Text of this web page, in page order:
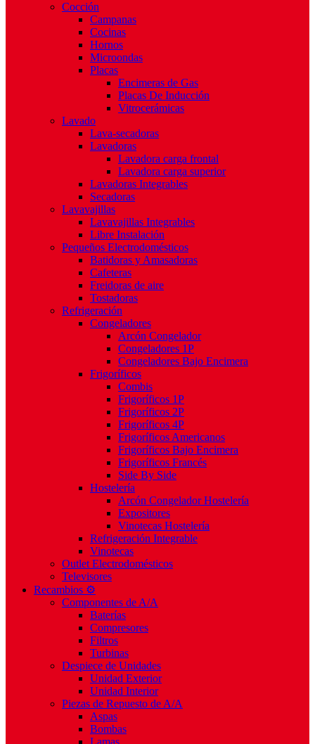
Cocción
Campanas
Cocinas
Hornos
Microondas
Placas
Encimeras de Gas
Placas De Inducción
Vitrocerámicas
Lavado
Lava-secadoras
Lavadoras
Lavadora carga frontal
Lavadora carga superior
Lavadoras Integrables
Secadoras
Lavavajillas
Lavavajillas Integrables
Libre Instalación
Pequeños Electrodomésticos
Batidoras y Amasadoras
Cafeteras
Freidoras de aire
Tostadoras
Refrigeración
Congeladores
Arcón Congelador
Congeladores 1P
Congeladores Bajo Encimera
Frigoríficos
Combis
Frigoríficos 1P
Frigoríficos 2P
Frigoríficos 4P
Frigoríficos Americanos
Frigoríficos Bajo Encimera
Frigoríficos Francés
Side By Side
Hostelería
Arcón Congelador Hostelería
Expositores
Vinotecas Hostelería
Refrigeración Integrable
Vinotecas
Outlet Electrodomésticos
Televisores
Recambios ⚙️
Componentes de A/A
Baterías
Compresores
Filtros
Turbinas
Despiece de Unidades
Unidad Exterior
Unidad Interior
Piezas de Repuesto de A/A
Aspas
Bombas
Lamas